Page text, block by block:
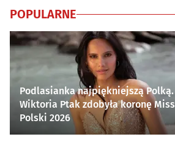
POPULARNE
Podlasianka najpiękniejszą Polką.
Wiktoria Ptak zdobyła koronę Miss
Polski 2026